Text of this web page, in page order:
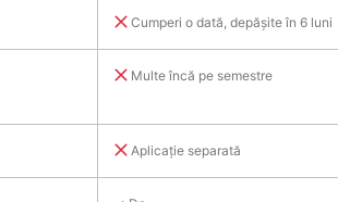
Cumperi o dată, depășite în 6 luni
Multe încă pe semestre
Aplicație separată